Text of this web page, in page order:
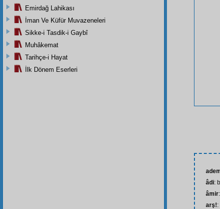
âdi:
âmir
arş!
Emirdağ Lahikası
İman Ve Küfür Muvazeneleri
Sikke-i Tasdik-i Gaybî
Muhâkemat
Tarihçe-i Hayat
İlk Dönem Eserleri